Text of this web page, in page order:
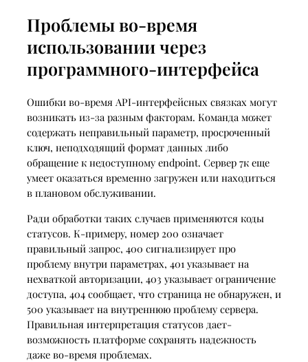
Проблемы во-время
использовании через
программного-интерфейса
Ошибки во-время API-интерфейсных связках могут
возникать из-за разным факторам. Команда может
содержать неправильный параметр, просроченный
ключ, неподходящий формат данных либо
обращение к недоступному endpoint. Сервер 7к еще
умеет оказаться временно загружен или находиться
в плановом обслуживании.
Ради обработки таких случаев применяются коды
статусов. К-примеру, номер 200 означает
правильный запрос, 400 сигнализирует про
проблему внутри параметрах, 401 указывает на
нехваткой авторизации, 403 указывает ограничение
доступа, 404 сообщает, что страница не обнаружен, и
500 указывает на внутреннюю проблему сервера.
Правильная интерпретация статусов дает-
возможность платформе сохранять надежность
даже во-время проблемах.